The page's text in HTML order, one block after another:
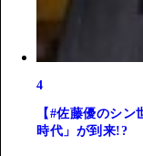
4
【#佐藤優のシ
時代」が到来!?